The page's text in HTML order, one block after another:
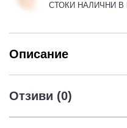
СТОКИ НАЛИЧНИ В
Описание
Отзиви (0)